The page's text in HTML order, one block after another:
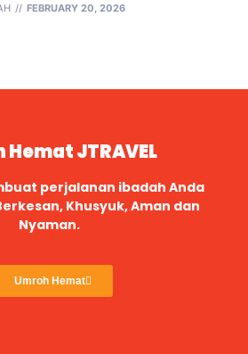
FEBRUARY 20, 2026
Hemat JTRAVEL
perjalanan ibadah Anda
Khusyuk, Aman dan
Nyaman.
Umroh Hemat